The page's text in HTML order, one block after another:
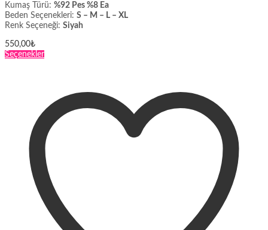
Kumaş Türü: %92 Pes %8 Ea
Beden Seçenekleri: S – M – L – XL
Renk Seçeneği: Siyah
550,00₺
SeçeneklerBu
varyasyonu
var.
Seçenekler
ürün
sayfasından
seçilebilir